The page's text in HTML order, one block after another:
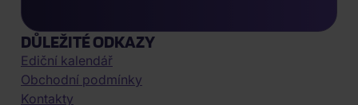
DŮLEŽITÉ ODKAZY
Ediční kalendář
Obchodní podmínky
Kontakty